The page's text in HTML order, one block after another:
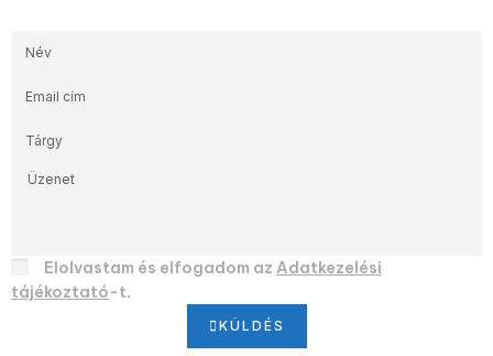
Elolvastam és elfogadom az Adatkezelési
tájékoztató-t.
KÜLDÉS